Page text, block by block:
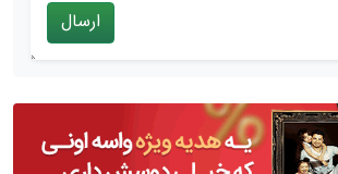
ارسال